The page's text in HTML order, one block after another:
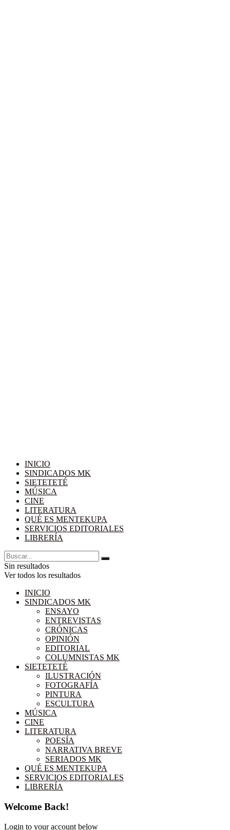
INICIO
SINDICADOS MK
SIETETETÉ
MÚSICA
CINE
LITERATURA
QUÉ ES MENTEKUPA
SERVICIOS EDITORIALES
LIBRERÍA
Sin resultados
Ver todos los resultados
INICIO
SINDICADOS MK
ENSAYO
ENTREVISTAS
CRÓNICAS
OPINIÓN
EDITORIAL
COLUMNISTAS MK
SIETETETÉ
ILUSTRACIÓN
FOTOGRAFÍA
PINTURA
ESCULTURA
MÚSICA
CINE
LITERATURA
POESÍA
NARRATIVA BREVE
SERIADOS MK
QUÉ ES MENTEKUPA
SERVICIOS EDITORIALES
LIBRERÍA
Welcome Back!
Login to your account below